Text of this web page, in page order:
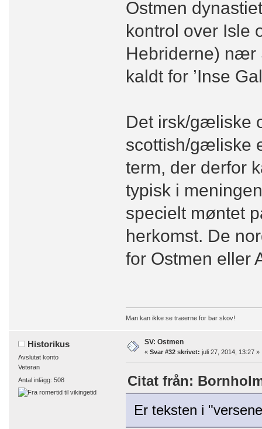
Ostmen
kontrol over Isle
Hebriderne) nær
kaldt for ’Inse
Det irsk/gæliske
scottish/gæliske
term, der derfor
typisk i
specielt møntet
herkomst. De
for Ostmen eller
Man kan ikke se træerne for bar skov!
Historikus
Avslutat konto
Veteran
Antal inlägg: 508
SV: Ostmen
« Svar #32 skrivet: juli 27, 2014, 13:27 »
Citat från:
Er teksten i